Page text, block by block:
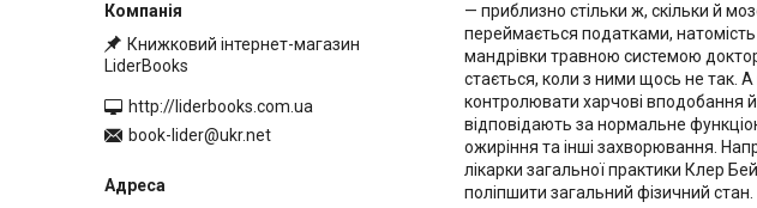
— приблизно стільки ж, скільки й
переймається податками,
мандрівки травною системою
стається, коли з ними щось не так.
контролювати харчові вподобання
відповідають за нормальне
ожиріння та інші захворювання.
лікарки загальної практики Клер
поліпшити загальний фізичний стан.
Книжковий інтернет-магазин
LiderBooks
http://liderbooks.com.ua
book-lider@ukr.net